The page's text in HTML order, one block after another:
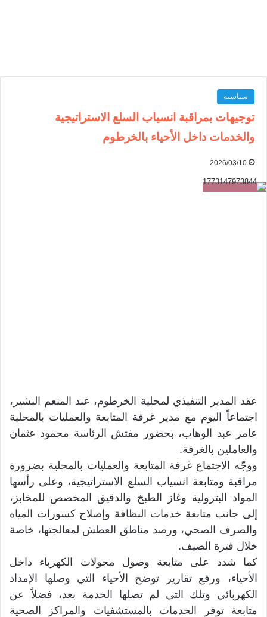
سياسية
توجيهات بمراقبة انسياب السلع الاستراتيجية
والخدمات داخل الأحياء بالخرطوم
2026/03/10
عقد المدير التنفيذي لمحلية الخرطوم، عبد المنعم البشير،
اجتماعاً اليوم مع مدير غرفة المتابعة والعمليات بالمحلية
عامر عبد الوهاب، بحضور مفتش الرئاسة محمود عثمان
والعاملين بالغرفة.
ووجّه الاجتماع غرفة المتابعة والعمليات بالمحلية بضرورة
مراقبة ومتابعة انسياب السلع الاستراتيجية، وعلى رأسها
المواد البترولية وغاز الطبخ والدقيق المخصص للمخابز،
إلى جانب متابعة خدمات النظافة وإصلاح كسورات المياه
والصرف الصحي، ورصد مناطق العطش لمعالجتها، خاصة
خلال فترة الصيف.
كما شدد على متابعة وصول محولات الكهرباء داخل
الأحياء، ورفع تقارير توضح الأحياء التي وصلها الإمداد
الكهربائي وتلك التي لم تصلها الخدمة بعد، فضلاً عن
متابعة توفر الخدمات بالمستشفيات والمراكز الصحية